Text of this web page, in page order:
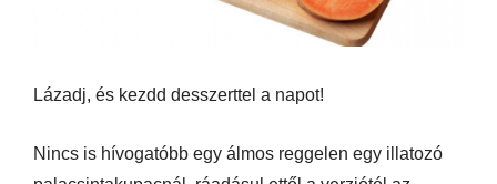
Lázadj, és kezdd desszerttel a napot!
Nincs is hívogatóbb egy álmos reggelen egy illatozó